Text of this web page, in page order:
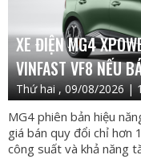
XE ĐIỆN MG4
VINFAST VF8 NẾU
Thứ hai , 09/08/2026 |
MG4 phiên bản hiệu
giá bán quy đổi chỉ hơn
công suất và khả năng